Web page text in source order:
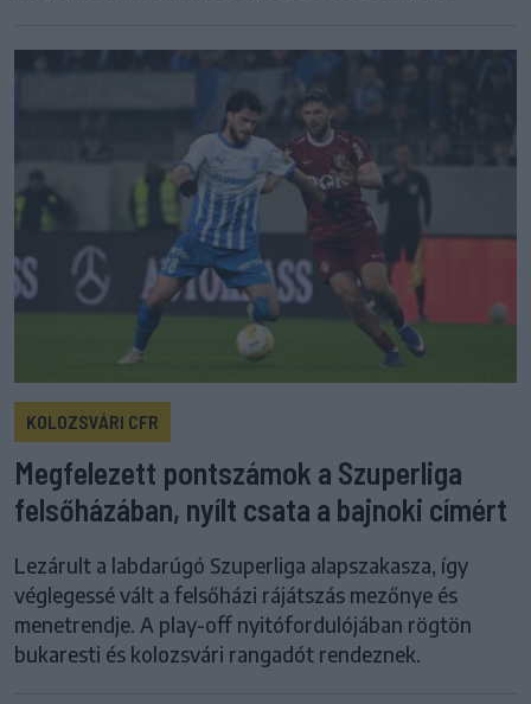
KOLOZSVÁRI CFR
Megfelezett pontszámok a Szuperliga
felsőházában, nyílt csata a bajnoki címért
Lezárult a labdarúgó Szuperliga alapszakasza, így
véglegessé vált a felsőházi rájátszás mezőnye és
menetrendje. A play-off nyitófordulójában rögtön
bukaresti és kolozsvári rangadót rendeznek.